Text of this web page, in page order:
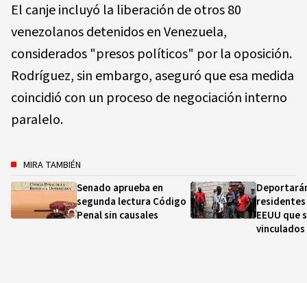
El canje incluyó la liberación de otros 80
venezolanos detenidos en Venezuela,
considerados "presos políticos" por la oposición.
Rodríguez, sin embargo, aseguró que esa medida
coincidió con un proceso de negociación interno
paralelo.
MIRA TAMBIÉN
Senado aprueba en
segunda lectura Código
Penal sin causales
EEUU que